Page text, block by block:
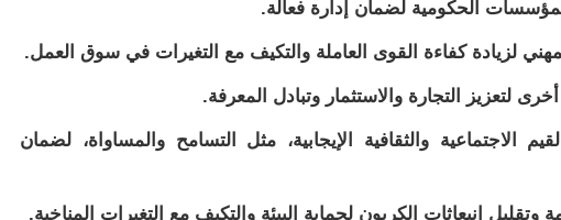
الاجتماعية والثقافية الإيجابية، مثل التسامح والمساواة، لضمان